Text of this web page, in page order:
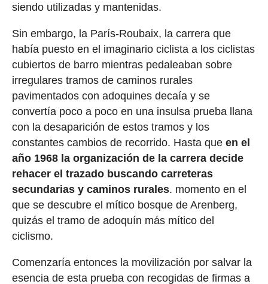
siendo utilizadas y mantenidas.
Sin embargo, la París-Roubaix, la carrera que
había puesto en el imaginario ciclista a los ciclistas
cubiertos de barro mientras pedaleaban sobre
irregulares tramos de caminos rurales
pavimentados con adoquines decaía y se
convertía poco a poco en una insulsa prueba llana
con la desaparición de estos tramos y los
constantes cambios de recorrido. Hasta que en el
año 1968 la organización de la carrera decide
rehacer el trazado buscando carreteras
secundarias y caminos rurales. momento en el
que se descubre el mítico bosque de Arenberg,
quizás el tramo de adoquín más mítico del
ciclismo.
Comenzaría entonces la movilización por salvar la
esencia de esta prueba con recogidas de firmas a